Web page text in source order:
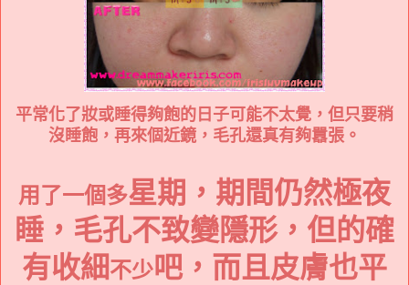
平常化了妝或睡得夠飽的日子可能不太覺，但只要稍
沒睡飽，再來個近鏡，毛孔還真有夠囂張。
用了一個多星期，期間仍然極夜
睡，毛孔不致變隱形，但的確
有收細不少吧，而且皮膚也平